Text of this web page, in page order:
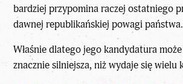
bardziej przypomina raczej ostatniego
dawnej republikańskiej powagi państwa.
Właśnie dlatego jego kandydatura
znacznie silniejsza, niż wydaje się wielu